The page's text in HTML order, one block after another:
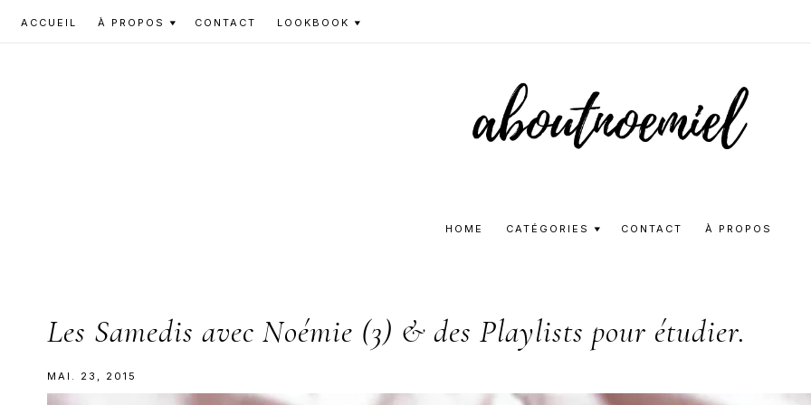
to
to
to
ACCUEIL À PROPOS CONTACT LOOKBOOK
Aboutnoemiel
Fashion
HOME CATÉGORIES CONTACT À PROPOS
Les Samedis avec Noémie (3) & des Playlists pour étudier.
MAI. 23, 2015